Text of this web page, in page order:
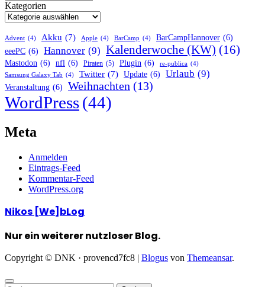
Kategorien
Advent (4) Akku (7) Apple (4) BarCamp (4) BarCampHannover (6)
eeePC (6) Hannover (9) Kalenderwoche (KW) (16)
Mastodon (6) nfl (6) Piraten (5) Plugin (6) re-publica (4)
Samsung Galaxy Tab (4) Twitter (7) Update (6) Urlaub (9)
Veranstaltung (6) Weihnachten (13)
WordPress(44)
Meta
Anmelden
Eintrags-Feed
Kommentar-Feed
WordPress.org
Nikos [We]bLog
Nur ein weiterer nutzloser Blog.
Copyright © DNK · provencd7fc8 | Blogus von Themeansar.